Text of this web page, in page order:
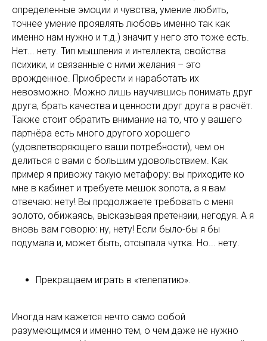
определенные эмоции и чувства, умение любить,
точнее умение проявлять любовь именно так как
именно нам нужно и т.д.) значит у него это тоже есть.
Нет... нету. Тип мышления и интеллекта, свойства
психики, и связанные с ними желания – это
врожденное. Приобрести и наработать их
невозможно. Можно лишь научившись понимать друг
друга, брать качества и ценности друг друга в расчёт.
Также стоит обратить внимание на то, что у вашего
партнёра есть много другого хорошего
(удовлетворяющего ваши потребности), чем он
делиться с вами с большим удовольствием. Как
пример я привожу такую метафору: вы приходите ко
мне в кабинет и требуете мешок золота, а я вам
отвечаю: нету! Вы продолжаете требовать с меня
золото, обижаясь, высказывая претензии, негодуя. А я
вновь вам говорю: ну, нету! Если было-бы я бы
подумала и, может быть, отсыпала чутка. Но... нету.
Прекращаем играть в «телепатию».
Иногда нам кажется нечто само собой
разумеющимся и именно тем, о чем даже не нужно